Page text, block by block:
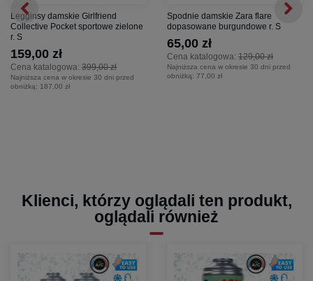
Legginsy damskie Girlfriend
Collective Pocket sportowe zielone
r. S
Cena katalogowa: 399,00 zł
159,00 zł
Najniższa cena w okresie 30 dni przed
obniżką: 187,00 zł
Spodnie damskie Zara flare
dopasowane burgundowe r. S
Cena katalogowa: 129,00 zł
65,00 zł
Najniższa cena w okresie 30 dni przed
obniżką: 77,00 zł
Klienci, którzy oglądali ten produkt,
oglądali również